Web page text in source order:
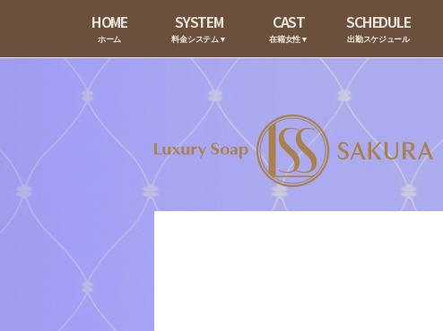
HOME
ホーム
SYSTEM
料金システム▼
CAST
在籍女性▼
SCHEDULE
出勤スケジュール